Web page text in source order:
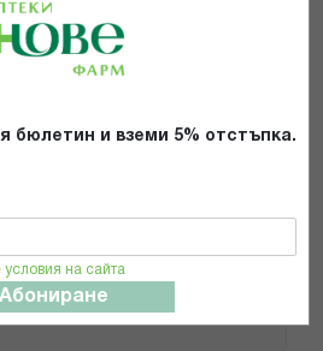
бюлетин и вземи 5% отстъпка.
на сайта
Абониране
продукта
и политиката за